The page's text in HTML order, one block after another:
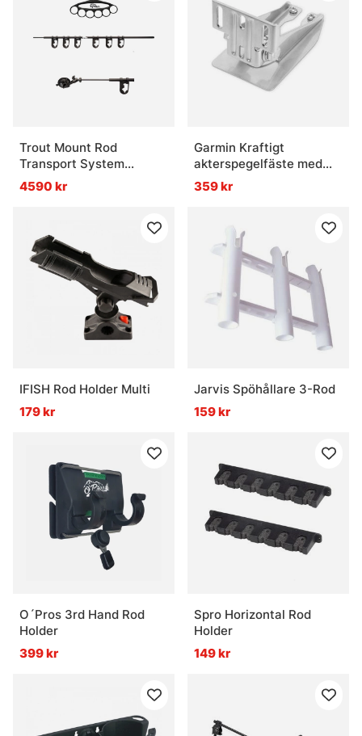
Trout Mount Rod
Transport System
Standard
4590 kr
Garmin Kraftigt
akterspegelfäste med
stänkskydd (4/8/12-
poliga givare)
359 kr
IFISH Rod Holder Multi
179 kr
Jarvis Spöhållare 3-Rod
159 kr
O´Pros 3rd Hand Rod
Holder
399 kr
Spro Horizontal Rod
Holder
149 kr